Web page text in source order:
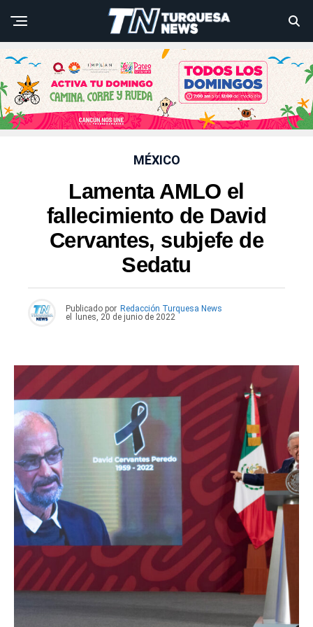
MÉXICO
Lamenta AMLO el
fallecimiento de David
Cervantes, subjefe de
Sedatu
Publicado por Redacción Turquesa News
el
lunes, 20 de junio de 2022